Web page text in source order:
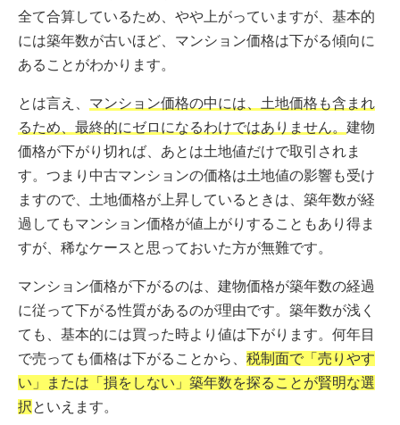
全て合算しているため、やや上がっていますが、基本的
には築年数が古いほど、マンション価格は下がる傾向に
あることがわかります。
とは言え、 マンション価格の中には、土地価格も含まれ
るため、最終的にゼロになるわけではありません。 建物
価格が下がり切れば、あとは土地値だけで取引されま
す。つまり中古マンションの価格は土地値の影響も受け
ますので、土地価格が上昇しているときは、築年数が経
過してもマンション価格が値上がりすることもあり得ま
すが、稀なケースと思っておいた方が無難です。
マンション価格が下がるのは、建物価格が築年数の経過
に従って下がる性質があるのが理由です。築年数が浅く
ても、基本的には買った時より値は下がります。何年目
で売っても価格は下がることから、 税制面で「売りやす
い」または「損をしない」築年数を探ることが賢明な選
択といえます。